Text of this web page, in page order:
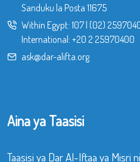
Sanduku la Posta 11675
Within Egypt: 107| (02)
International: +20 2 25970400
ask@dar-alifta.org
Aina ya Taasisi
Taasisi ya Dar Al-Iftaa ya Misri